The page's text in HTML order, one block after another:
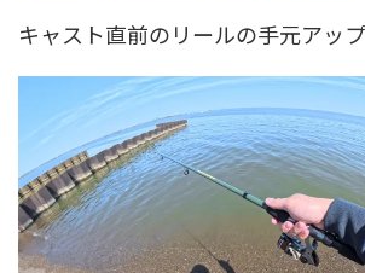
キャスト直前のリールの手元アップ